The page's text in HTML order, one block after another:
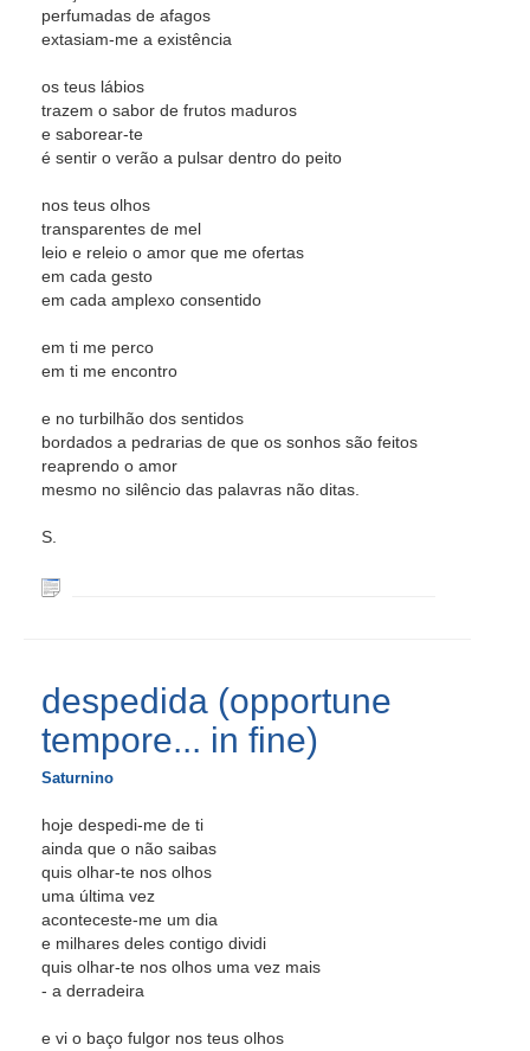
perfumadas de afagos
extasiam-me a existência
os teus lábios
trazem o sabor de frutos maduros
e saborear-te
é sentir o verão a pulsar dentro do peito
nos teus olhos
transparentes de mel
leio e releio o amor que me ofertas
em cada gesto
em cada amplexo consentido
em ti me perco
em ti me encontro
e no turbilhão dos sentidos
bordados a pedrarias de que os sonhos são feitos
reaprendo o amor
mesmo no silêncio das palavras não ditas.
S.
despedida (opportune
tempore... in fine)
Saturnino
hoje despedi-me de ti
ainda que o não saibas
quis olhar-te nos olhos
uma última vez
aconteceste-me um dia
e milhares deles contigo dividi
quis olhar-te nos olhos uma vez mais
- a derradeira
e vi o baço fulgor nos teus olhos